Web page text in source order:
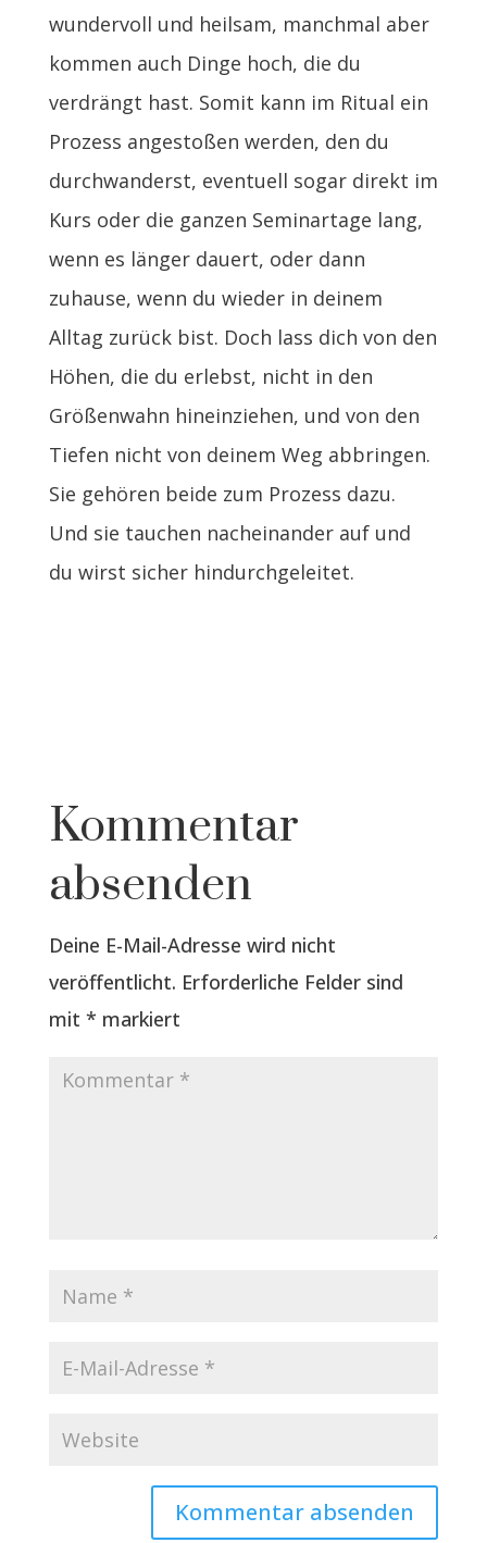
wundervoll und heilsam, manchmal aber
kommen auch Dinge hoch, die du
verdrängt hast. Somit kann im Ritual ein
Prozess angestoßen werden, den du
durchwanderst, eventuell sogar direkt im
Kurs oder die ganzen Seminartage lang,
wenn es länger dauert, oder dann
zuhause, wenn du wieder in deinem
Alltag zurück bist. Doch lass dich von den
Höhen, die du erlebst, nicht in den
Größenwahn hineinziehen, und von den
Tiefen nicht von deinem Weg abbringen.
Sie gehören beide zum Prozess dazu.
Und sie tauchen nacheinander auf und
du wirst sicher hindurchgeleitet.
Kommentar
absenden
Deine E-Mail-Adresse wird nicht
veröffentlicht. Erforderliche Felder sind
mit * markiert